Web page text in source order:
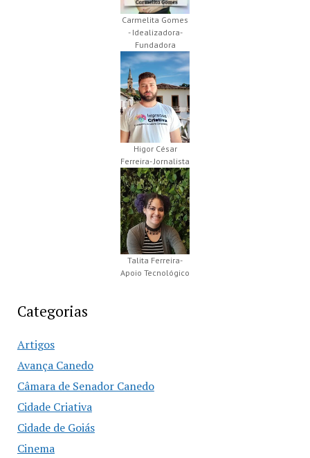
Carmelita Gomes
- Idealizadora-
Fundadora
Higor César
Ferreira- Jornalista
Talita Ferreira-
Apoio Tecnológico
Categorias
Artigos
Avança Canedo
Câmara de Senador Canedo
Cidade Criativa
Cidade de Goiás
Cinema